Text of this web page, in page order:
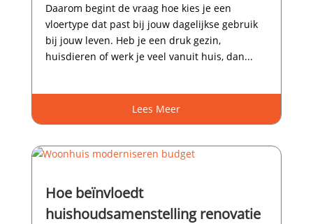
Daarom begint de vraag hoe kies je een
vloertype dat past bij jouw dagelijkse gebruik
bij jouw leven.​ Heb je een druk gezin,
huisdieren of werk je veel vanuit huis, dan...
Lees Meer
Hoe beïnvloedt
huishoudsamenstelling renovatie